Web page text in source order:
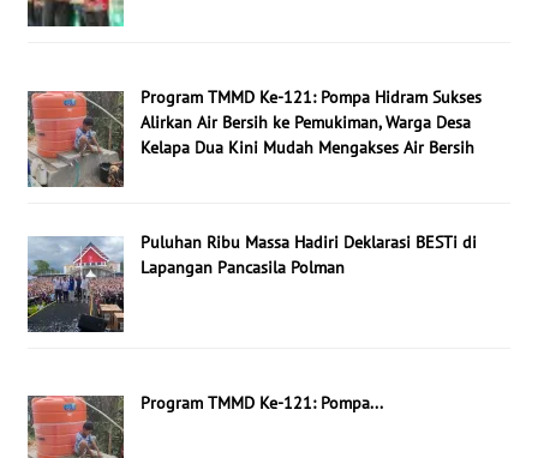
Program TMMD Ke-121: Pompa Hidram Sukses
Alirkan Air Bersih ke Pemukiman, Warga Desa
Kelapa Dua Kini Mudah Mengakses Air Bersih
Puluhan Ribu Massa Hadiri Deklarasi BESTi di
Lapangan Pancasila Polman
Program TMMD Ke-121: Pompa...